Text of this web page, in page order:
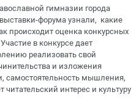
гимназии города
форума узнали, какие
происходит оценка конкурсных
в конкурсе дает
реализовать свой
и изложения
самостоятельность мышления,
интерес и культуру